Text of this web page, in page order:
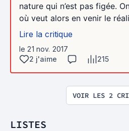
nature qui n’est pas figée.
où veut alors en venir le
Lire la critique
le 21 nov. 2017
2 j'aime
215
VOIR LES 2
LISTES